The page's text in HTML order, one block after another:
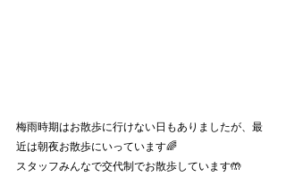
梅雨時期はお散歩に行けない日もありましたが、最
近は朝夜お散歩にいっています🌈
スタッフみんなで交代制でお散歩しています🤲